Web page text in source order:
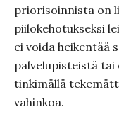
priorisoinnista on
piilokehotukseksi
ei voida heikentää
palvelupisteistä
tinkimällä
vahinkoa.